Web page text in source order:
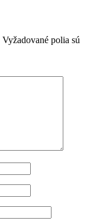
Vyžadované polia sú